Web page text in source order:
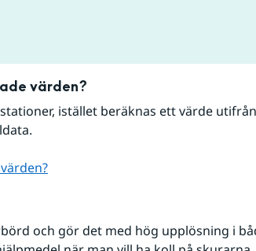
värden?
istället beräknas ett värde utifrån
och gör det med hög upplösning i